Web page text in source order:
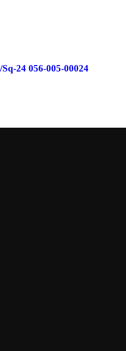
24 056-005-00024